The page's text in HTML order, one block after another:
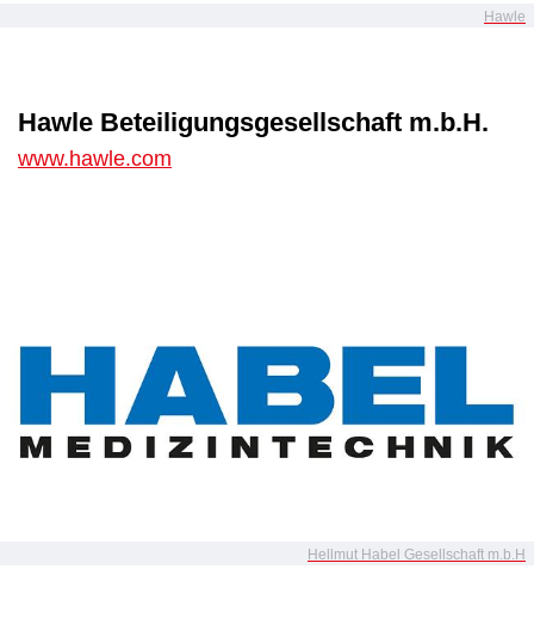
Hawle
Hawle Beteiligungsgesellschaft m.b.H.
www.hawle.com
Hellmut Habel Gesellschaft m.b.H